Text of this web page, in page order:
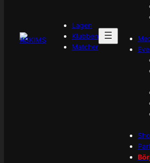
Lagen
Klubben
Matcher